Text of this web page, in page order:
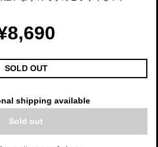
SOLD OUT
shipping available
Sold out